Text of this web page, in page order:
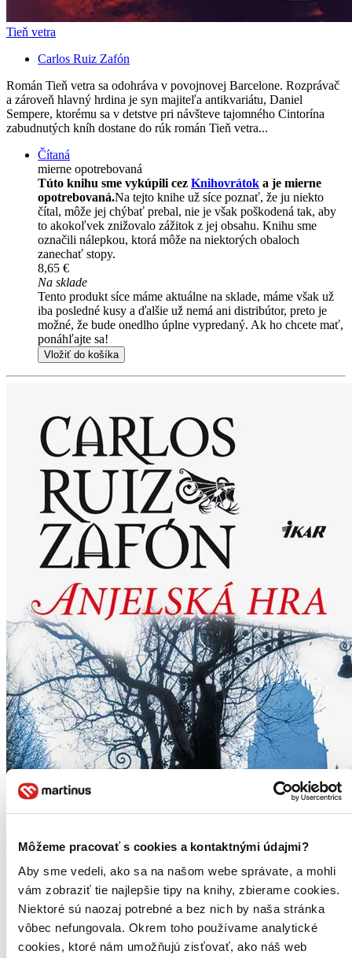
Môžeme pracovať s cookies a kontaktnými údajmi?
Aby sme vedeli, ako sa na našom webe správate, a mohli
vám zobraziť tie najlepšie tipy na knihy, zbierame cookies.
Niektoré sú naozaj potrebné a bez nich by naša stránka
vôbec nefungovala. Okrem toho používame analytické
cookies, ktoré nám umožňujú zisťovať, ako náš web
Tieň vetra
Carlos Ruiz Zafón
Román Tieň vetra sa odohráva v povojnovej Barcelone. Rozprávač
a zároveň hlavný hrdina je syn majiteľa antikvariátu, Daniel
Sempere, ktorému sa v detstve pri návšteve tajomného Cintorína
zabudnutých kníh dostane do rúk román Tieň vetra...
Čítaná
mierne opotrebovaná
Túto knihu sme vykúpili cez Knihovrátok a je mierne
opotrebovaná.Na tejto knihe už síce poznať, že ju niekto
čítal, môže jej chýbať prebal, nie je však poškodená tak, aby
to akokoľvek znižovalo zážitok z jej obsahu. Knihu sme
označili nálepkou, ktorá môže na niektorých obaloch
zanechať stopy.
8,65 €
Na sklade
Tento produkt síce máme aktuálne na sklade, máme však už
iba posledné kusy a ďalšie už nemá ani distribútor, preto je
možné, že bude onedlho úplne vypredaný. Ak ho chcete mať,
ponáhľajte sa!
Vložiť do košíka